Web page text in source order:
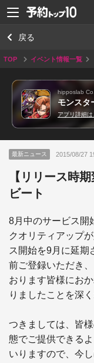
戻る
TOP イベント情報一覧
hipposlab
モンスタ
アプリ詳細は
最新ニュース 2015/08/27
【リリース時
ビート
8月中のサービス開
クオリティアップ
ス開始を9月に延期
前ご登録いただき
おります皆様にお
りましたことを深
つきましては、皆
態でご提供できる
いりますので、今